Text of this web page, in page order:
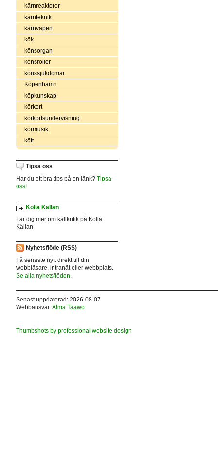
kärnreaktorer
kärnteknik
kärnvapen
kök
könsorgan
könsroller
könssjukdomar
Köpenhamn
köpkunskap
körkort
körkortsundervisning
körmusik
kött
Tipsa oss
Har du ett bra tips på en länk? Tipsa
oss!
Kolla Källan
Lär dig mer om källkritik på Kolla
Källan
Nyhetsflöde (RSS)
Få senaste nytt direkt till din
webbläsare, intranät eller webbplats.
Se alla nyhetsflöden.
Senast uppdaterad: 2026-08-07
Webbansvar:Alma Taawo
Thumbshots by professional website design